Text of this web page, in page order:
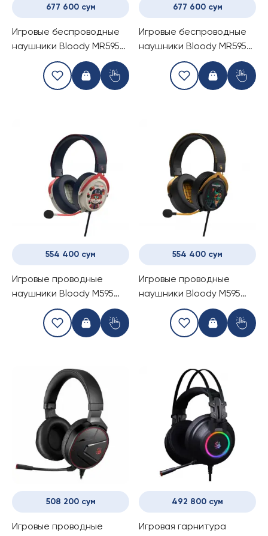
677 600 сум
Игровые беспроводные
наушники Bloody MR595
Midnight/Sunset
Renegade
677 600 сум
Игровые беспроводные
наушники Bloody MR595
Proxy Boom
554 400 сум
Игровые проводные
наушники Bloody M595
Proxy Boom
554 400 сум
Игровые проводные
наушники Bloody M595
Midnight/Sunset
Renegade
508 200 сум
Игровые проводные
492 800 сум
Игровая гарнитура